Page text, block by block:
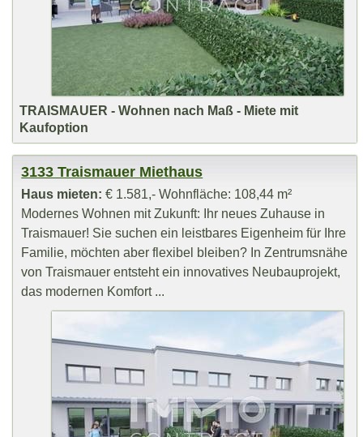
TRAISMAUER - Wohnen nach Maß - Miete mit
Kaufoption
3133 Traismauer Miethaus
Haus mieten: € 1.581,- Wohnfläche: 108,44 m²
Modernes Wohnen mit Zukunft: Ihr neues Zuhause in
Traismauer! Sie suchen ein leistbares Eigenheim für Ihre
Familie, möchten aber flexibel bleiben? In Zentrumsnähe
von Traismauer entsteht ein innovatives Neubauprojekt,
das modernen Komfort ...